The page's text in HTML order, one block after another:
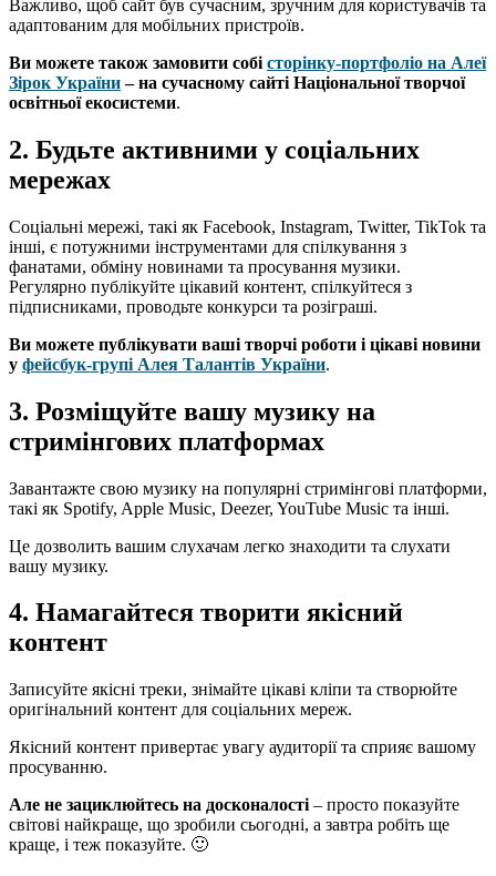
Важливо, щоб сайт був сучасним, зручним для користувачів та
адаптованим для мобільних пристроїв.
Ви можете також замовити собі сторінку-портфоліо на Алеї
Зірок України– на сучасному сайті Національної творчої
освітньої екосистеми.
2. Будьте активними у соціальних
мережах
Соціальні мережі, такі як Facebook, Instagram, Twitter, TikTok та
інші, є потужними інструментами для спілкування з
фанатами, обміну новинами та просування музики.
Регулярно публікуйте цікавий контент, спілкуйтеся з
підписниками, проводьте конкурси та розіграші.
Ви можете публікувати ваші творчі роботи і цікаві новини
у фейсбук-групі Алея Талантів України.
3. Розміщуйте вашу музику на
стримінгових платформах
Завантажте свою музику на популярні стримінгові платформи,
такі як Spotify, Apple Music, Deezer, YouTube Music та інші.
Це дозволить вашим слухачам легко знаходити та слухати
вашу музику.
4. Намагайтеся творити якісний
контент
Записуйте якісні треки, знімайте цікаві кліпи та створюйте
оригінальний контент для соціальних мереж.
Якісний контент привертає увагу аудиторії та сприяє вашому
просуванню.
Але не зациклюйтесь на досконалості – просто показуйте
світові найкраще, що зробили сьогодні, а завтра робіть ще
краще, і теж показуйте. 🙂